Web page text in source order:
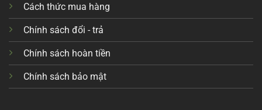
Cách thức mua hàng
Chính sách đổi - trả
Chính sách hoàn tiền
Chính sách bảo mật